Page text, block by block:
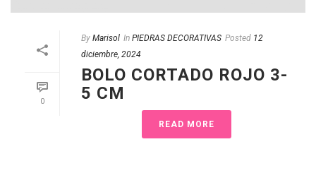
0
By Marisol In PIEDRAS DECORATIVAS Posted 12
diciembre, 2024
BOLO CORTADO ROJO 3-
5 CM
READ MORE